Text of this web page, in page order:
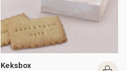
Keksbox